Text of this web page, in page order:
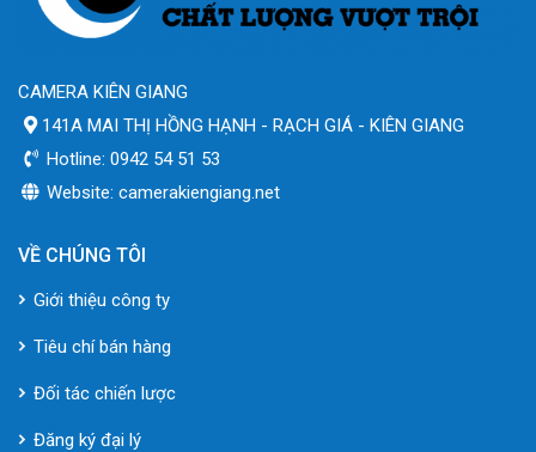
CAMERA KIÊN GIANG
141A MAI THỊ HỒNG HẠNH - RẠCH GIÁ - KIÊN GIANG
Hotline: 0942 54 51 53
Website: camerakiengiang.net
VỀ CHÚNG TÔI
Giới thiệu công ty
Tiêu chí bán hàng
Đối tác chiến lược
Đăng ký đại lý